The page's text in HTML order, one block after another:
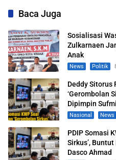
Baca Juga
Sosialisasi
Zulkarnaen
Anak
News Politik
Deddy Sitorus
‘Gerombolan
Dipimpin
Nasional News
PDIP Somasi
Sirkus’,
Dasco Ahmad